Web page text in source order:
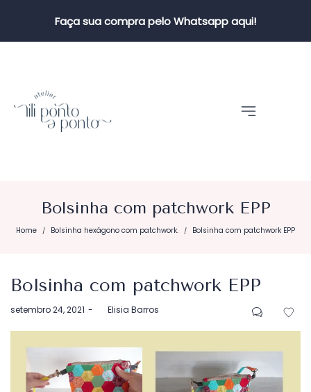
Faça sua compra pelo Whatsapp aqui!
Bolsinha com patchwork EPP
Home / Bolsinha hexágono com patchwork. / Bolsinha com patchwork EPP
Bolsinha com patchwork EPP
Postado
setembro 24, 2021 byElisia Barros